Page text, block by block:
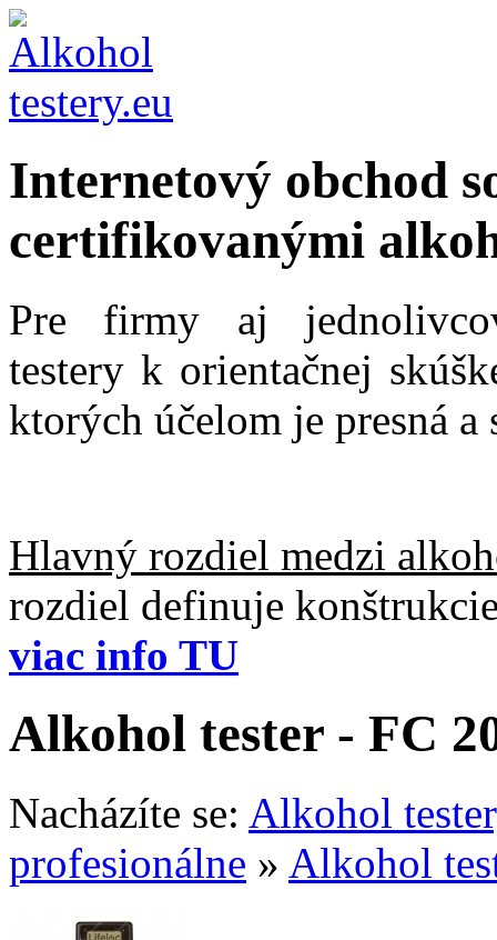
Internetový obchod
certifikovanými
Pre firmy aj
testery k orientačnej
ktorých účelom je presná
Hlavný rozdiel medzi
rozdiel definuje
viac info TU
Alkohol tester - FC
Nacházíte se: Alkohol
profesionálne » Alkohol